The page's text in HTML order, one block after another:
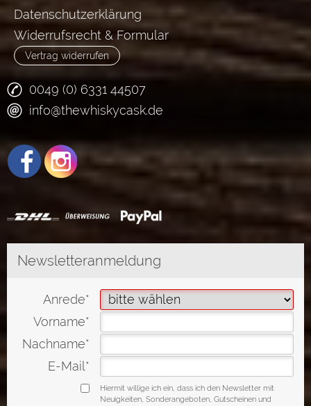
Datenschutzerklärung
Widerrufsrecht & Formular
Vertrag widerrufen
0049 (0) 6331 44507
info@thewhiskycask.de